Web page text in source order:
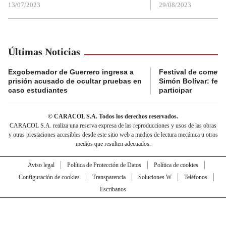
13/07/2023 29/08/2023
Últimas Noticias
Exgobernador de Guerrero ingresa a
prisión acusado de ocultar pruebas en
caso estudiantes
Festival de
Simón Bolívar:
participar
© CARACOL S.A. Todos los derechos reservados.
CARACOL S.A. realiza una reserva expresa de las reproducciones y usos de las obras
y otras prestaciones accesibles desde este sitio web a medios de lectura mecánica u otros
medios que resulten adecuados.
Aviso legal Política de Protección de Datos
Política de cookies
Configuración de cookies
Transparencia Soluciones W
Teléfonos
Escríbanos